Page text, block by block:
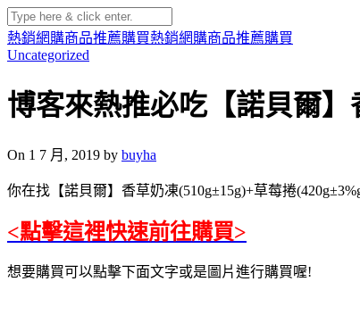
熱銷網購商品推薦購買熱銷網購商品推薦購買
Uncategorized
博客來熱推必吃【諾貝爾】
On 1 7 月, 2019 by buyha
你在找【諾貝爾】香草奶凍(510g±15g)+草莓捲
<點擊這裡快速前往購買>
想要購買可以點擊下面文字或是圖片進行購買喔!